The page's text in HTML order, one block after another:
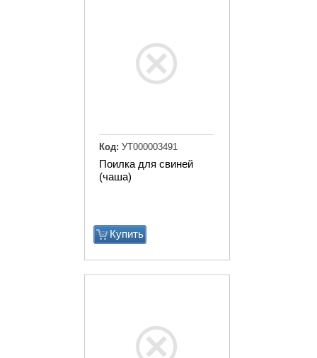
Поилка для свиней
(чаша)
Купить
Код: УТ000003491